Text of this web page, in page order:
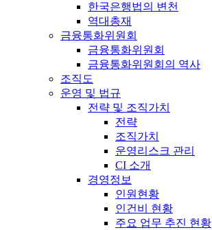
한국은행법의 변천
역대총재
금융통화위원회
금융통화위원회
금융통화위원회의 역사
조직도
운영 및 법규
전략 및 조직가치
전략
조직가치
운영리스크 관리
CI 소개
경영정보
인원현황
인건비 현황
주요 업무 추진 현황